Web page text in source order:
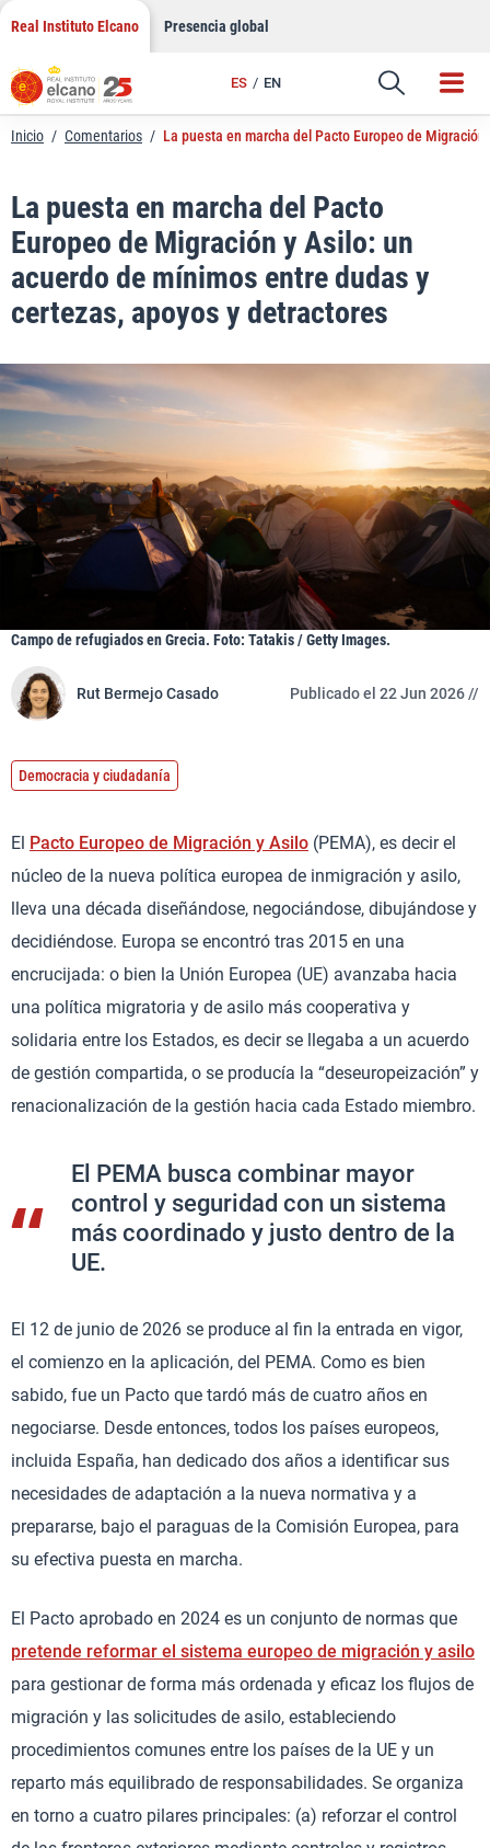
Saltar
contenido
Real Instituto Elcano Presencia global
ES EN
Enlace
Inicio / Comentarios / La puesta en marcha del Pacto Europeo de
La puesta en marcha del Pacto
Europeo de Migración y Asilo: un
acuerdo de mínimos entre dudas y
certezas, apoyos y detractores
Campo de refugiados en Grecia. Foto: Tatakis / Getty Images.
Rut Bermejo Casado Publicado el 22 Jun 2026 //
Democracia y ciudadanía
El Pacto Europeo de Migración y Asilo (PEMA), es decir el
núcleo de la nueva política europea de inmigración y asilo,
lleva una década diseñándose, negociándose, dibujándose y
decidiéndose. Europa se encontró tras 2015 en una
encrucijada: o bien la Unión Europea (UE) avanzaba hacia
una política migratoria y de asilo más cooperativa y
solidaria entre los Estados, es decir se llegaba a un acuerdo
de gestión compartida, o se producía la “deseuropeización” y
renacionalización de la gestión hacia cada Estado miembro.
El PEMA busca combinar mayor
control y seguridad con un sistema
más coordinado y justo dentro de la
UE.
El 12 de junio de 2026 se produce al fin la entrada en vigor,
el comienzo en la aplicación, del PEMA. Como es bien
sabido, fue un Pacto que tardó más de cuatro años en
negociarse. Desde entonces, todos los países europeos,
incluida España, han dedicado dos años a identificar sus
necesidades de adaptación a la nueva normativa y a
prepararse, bajo el paraguas de la Comisión Europea, para
su efectiva puesta en marcha.
El Pacto aprobado en 2024 es un conjunto de normas que
pretende reformar el sistema europeo de migración y asilo
para gestionar de forma más ordenada y eficaz los flujos de
migración y las solicitudes de asilo, estableciendo
procedimientos comunes entre los países de la UE y un
reparto más equilibrado de responsabilidades. Se organiza
en torno a cuatro pilares principales: (a) reforzar el control